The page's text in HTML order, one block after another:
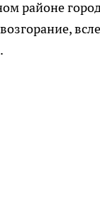
районе
.